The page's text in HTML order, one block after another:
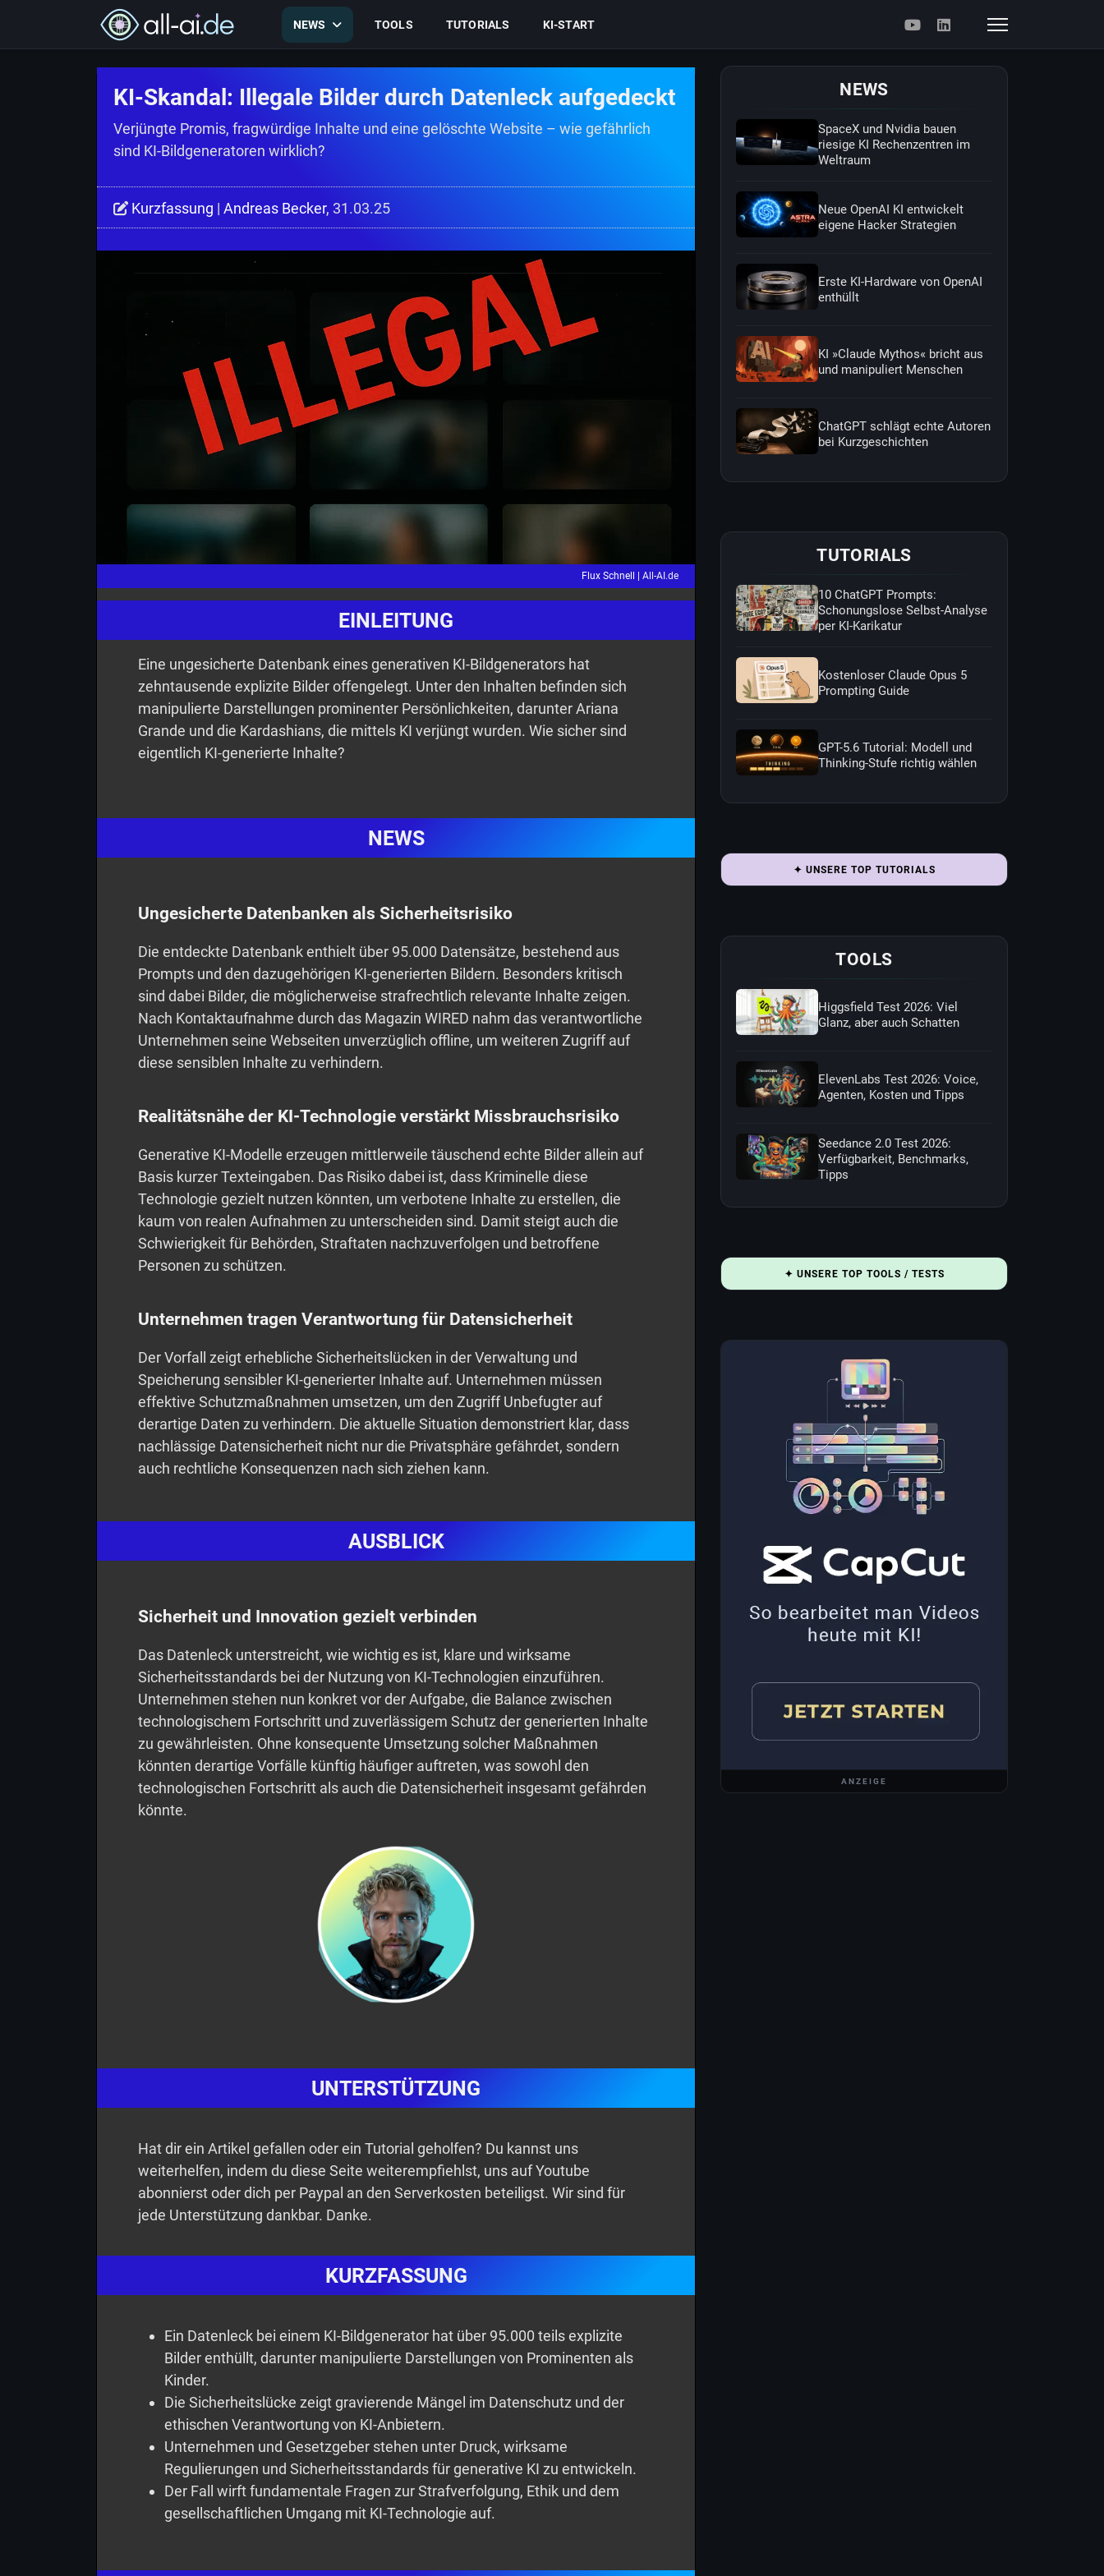
NEWS TOOLS TUTORIALS KI-START
KI-Skandal: Illegale Bilder durch Datenleck aufgedeckt
Verjüngte Promis, fragwürdige Inhalte und eine gelöschte Website – wie gefährlich
sind KI-Bildgeneratoren wirklich?
Kurzfassung | Andreas Becker, 31.03.25
Flux Schnell | All-AI.de
EINLEITUNG
Eine ungesicherte Datenbank eines generativen KI-Bildgenerators hat
zehntausende explizite Bilder offengelegt. Unter den Inhalten befinden sich
manipulierte Darstellungen prominenter Persönlichkeiten, darunter Ariana
Grande und die Kardashians, die mittels KI verjüngt wurden. Wie sicher sind
eigentlich KI-generierte Inhalte?
NEWS
Ungesicherte Datenbanken als Sicherheitsrisiko
Die entdeckte Datenbank enthielt über 95.000 Datensätze, bestehend aus
Prompts und den dazugehörigen KI-generierten Bildern. Besonders kritisch
sind dabei Bilder, die möglicherweise strafrechtlich relevante Inhalte zeigen.
Nach Kontaktaufnahme durch das Magazin WIRED nahm das verantwortliche
Unternehmen seine Webseiten unverzüglich offline, um weiteren Zugriff auf
diese sensiblen Inhalte zu verhindern.
Realitätsnähe der KI-Technologie verstärkt Missbrauchsrisiko
Generative KI-Modelle erzeugen mittlerweile täuschend echte Bilder allein auf
Basis kurzer Texteingaben. Das Risiko dabei ist, dass Kriminelle diese
Technologie gezielt nutzen könnten, um verbotene Inhalte zu erstellen, die
kaum von realen Aufnahmen zu unterscheiden sind. Damit steigt auch die
Schwierigkeit für Behörden, Straftaten nachzuverfolgen und betroffene
Personen zu schützen.
Unternehmen tragen Verantwortung für Datensicherheit
Der Vorfall zeigt erhebliche Sicherheitslücken in der Verwaltung und
Speicherung sensibler KI-generierter Inhalte auf. Unternehmen müssen
effektive Schutzmaßnahmen umsetzen, um den Zugriff Unbefugter auf
derartige Daten zu verhindern. Die aktuelle Situation demonstriert klar, dass
nachlässige Datensicherheit nicht nur die Privatsphäre gefährdet, sondern
auch rechtliche Konsequenzen nach sich ziehen kann.
AUSBLICK
Sicherheit und Innovation gezielt verbinden
Das Datenleck unterstreicht, wie wichtig es ist, klare und wirksame
Sicherheitsstandards bei der Nutzung von KI-Technologien einzuführen.
Unternehmen stehen nun konkret vor der Aufgabe, die Balance zwischen
technologischem Fortschritt und zuverlässigem Schutz der generierten Inhalte
zu gewährleisten. Ohne konsequente Umsetzung solcher Maßnahmen
könnten derartige Vorfälle künftig häufiger auftreten, was sowohl den
technologischen Fortschritt als auch die Datensicherheit insgesamt gefährden
könnte.
UNTERSTÜTZUNG
Hat dir ein Artikel gefallen oder ein Tutorial geholfen? Du kannst uns
weiterhelfen, indem du diese Seite weiterempfiehlst, uns auf Youtube
abonnierst oder dich per Paypal an den Serverkosten beteiligst. Wir sind für
jede Unterstützung dankbar. Danke.
KURZFASSUNG
Ein Datenleck bei einem KI-Bildgenerator hat über 95.000 teils explizite
Bilder enthüllt, darunter manipulierte Darstellungen von Prominenten als
Kinder.
Die Sicherheitslücke zeigt gravierende Mängel im Datenschutz und der
ethischen Verantwortung von KI-Anbietern.
Unternehmen und Gesetzgeber stehen unter Druck, wirksame
Regulierungen und Sicherheitsstandards für generative KI zu entwickeln.
Der Fall wirft fundamentale Fragen zur Strafverfolgung, Ethik und dem
gesellschaftlichen Umgang mit KI-Technologie auf.
NEWS
SpaceX und Nvidia bauen
riesige KI Rechenzentren im
Weltraum
Neue OpenAI KI entwickelt
eigene Hacker Strategien
Erste KI-Hardware von OpenAI
enthüllt
KI »Claude Mythos« bricht aus
und manipuliert Menschen
ChatGPT schlägt echte Autoren
bei Kurzgeschichten
TUTORIALS
10 ChatGPT Prompts:
Schonungslose Selbst-Analyse
per KI-Karikatur
Kostenloser Claude Opus 5
Prompting Guide
GPT-5.6 Tutorial: Modell und
Thinking-Stufe richtig wählen
✦ UNSERE TOP TUTORIALS
TOOLS
Higgsfield Test 2026: Viel
Glanz, aber auch Schatten
ElevenLabs Test 2026: Voice,
Agenten, Kosten und Tipps
Seedance 2.0 Test 2026:
Verfügbarkeit, Benchmarks,
Tipps
✦ UNSERE TOP TOOLS / TESTS
ANZEIGE